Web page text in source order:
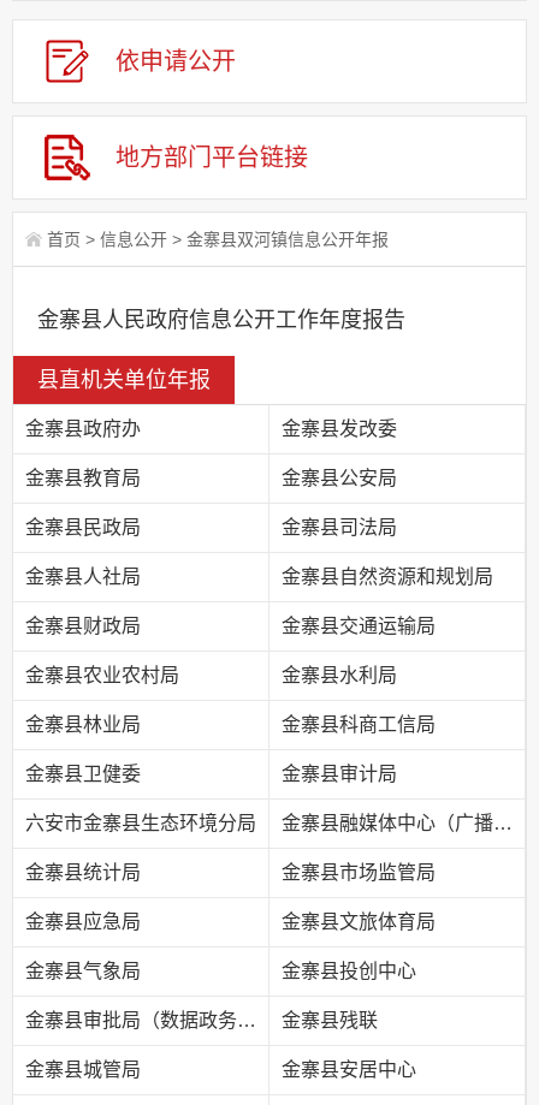
依申请公开
地方部门 平台链接
首页 > 信息公开 > 金寨县双河镇信息公开年报
金寨县人民政府信息公开工作年度报告
县直机关单位年报
金寨县政府办 金寨县发改委
金寨县教育局 金寨县公安局
金寨县民政局 金寨县司法局
金寨县人社局 金寨县自然资源和规划局
金寨县财政局 金寨县交通运输局
金寨县农业农村局 金寨县水利局
金寨县林业局 金寨县科商工信局
金寨县卫健委 金寨县审计局
六安市金寨县生态环境分局 金寨县融媒体中心（广播电视台）
金寨县统计局 金寨县市场监管局
金寨县应急局 金寨县文旅体育局
金寨县气象局 金寨县投创中心
金寨县审批局（数据政务局） 金寨县残联
金寨县城管局 金寨县安居中心